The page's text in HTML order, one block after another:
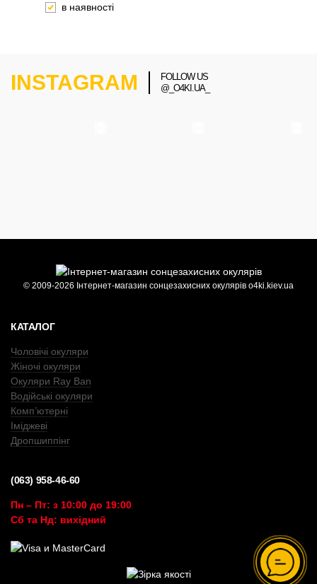
в наявності
INSTAGRAM
FOLLOW US
@_O4KI.UA_
© 2009-2026 Інтернет-магазин сонцезахисних окулярів o4ki.kiev.ua
КАТАЛОГ
Чоловічі окуляри
Жіночі окуляри
Окуляри Ray Ban
Водійські окуляри
Комп’ютерні
Іміджеві
Дропшиппінг
(063) 958-46-60
Пн – Пт: з 10:00 до 19:00
Сб та Нд: вихідний